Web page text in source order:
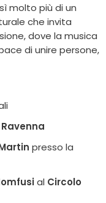
molto più di un
che invita
dove la musica
di unire persone,
presso la
al Circolo